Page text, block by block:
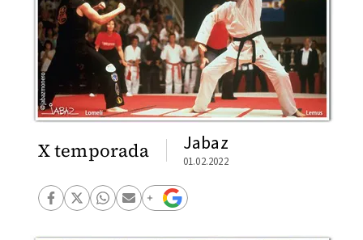
X temporada Jabaz
01.02.2022